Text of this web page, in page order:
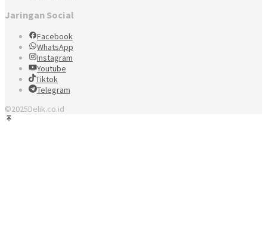
Jaringan Social
Facebook
WhatsApp
Instagram
Youtube
Tiktok
Telegram
©2025Delik.co.id